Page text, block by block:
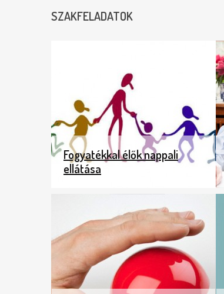
SZAKFELADATOK
Fogyatékkal élők nappali
ellátása